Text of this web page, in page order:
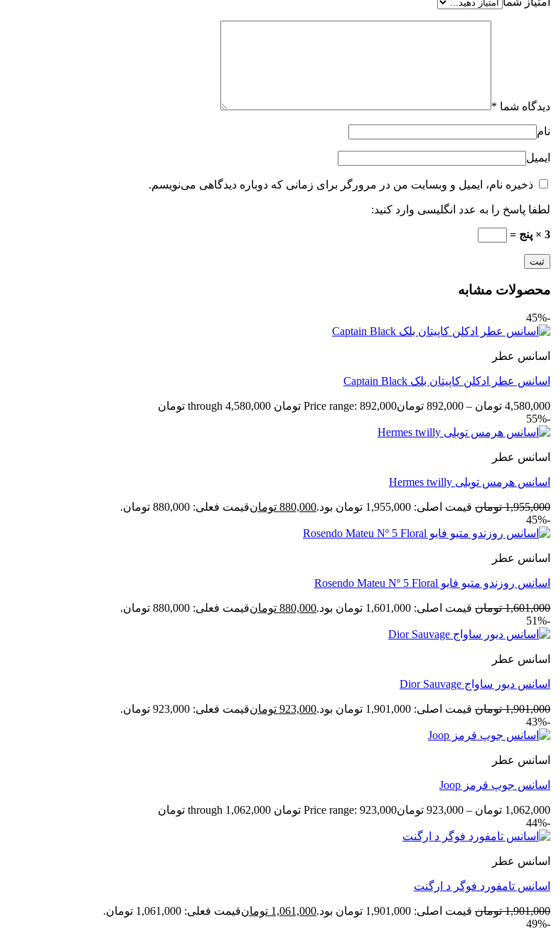
دیدگاه شما *
نام
ایمیل
ذخیره نام، ایمیل و وبسایت من در مرورگر برای زمانی که دوباره دیدگاهی می‌نویسم.
لطفا پاسخ را به عدد انگلیسی وارد کنید:
3 × پنج =
محصولات مشابه
-45%
اسانس عطر
اسانس عطر ادکلن کاپیتان بلک Captain Black
4,580,000 تومان –
892,000 تومانPrice range: 892,000 تومان through 4,580,000 تومان
-55%
اسانس عطر
اسانس هرمس تویلی Hermes twilly
1,955,000 تومان قیمت اصلی: 1,955,000 تومان بود. 880,000 تومانقیمت فعلی: 880,000 تومان.
-45%
اسانس عطر
اسانس روزندو متیو فایو Rosendo Mateu Nº 5 Floral
1,601,000 تومان قیمت اصلی: 1,601,000 تومان بود. 880,000 تومانقیمت فعلی: 880,000 تومان.
-51%
اسانس عطر
اسانس دیور ساواج Dior Sauvage
1,901,000 تومان قیمت اصلی: 1,901,000 تومان بود. 923,000 تومانقیمت فعلی: 923,000 تومان.
-43%
اسانس عطر
اسانس جوپ قرمز Joop
1,062,000 تومان –
923,000 تومانPrice range: 923,000 تومان through 1,062,000 تومان
-44%
اسانس عطر
اسانس تامفورد فوگر د ارگنت
1,901,000 تومان قیمت اصلی: 1,901,000 تومان بود. 1,061,000 تومانقیمت فعلی: 1,061,000 تومان.
-49%